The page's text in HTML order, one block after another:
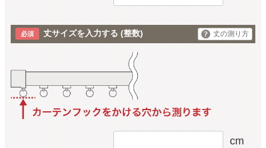
丈サイズを入力する (整数) 丈の測り方
cm